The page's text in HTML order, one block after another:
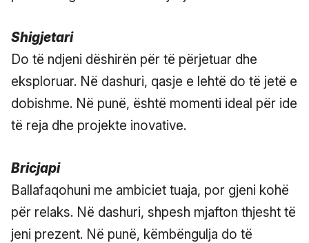
Shigjetari
Do të ndjeni dëshirën për të përjetuar dhe
eksploruar. Në dashuri, qasje e lehtë do të jetë e
dobishme. Në punë, është momenti ideal për ide
të reja dhe projekte inovative.
Bricjapi
Ballafaqohuni me ambiciet tuaja, por gjeni kohë
për relaks. Në dashuri, shpesh mjafton thjesht të
jeni prezent. Në punë, këmbëngulja do të